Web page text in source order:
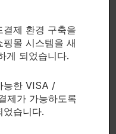
Velora styles.
roles that suit your
결제 환경 구축을
몰 시스템을 새
게 되었습니다.
능한 VISA /
제가 가능하도록
었습니다.